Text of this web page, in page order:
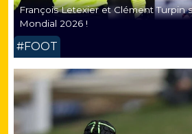
François Letexier et Clément Turpin
Mondial 2026 !
#FOOT